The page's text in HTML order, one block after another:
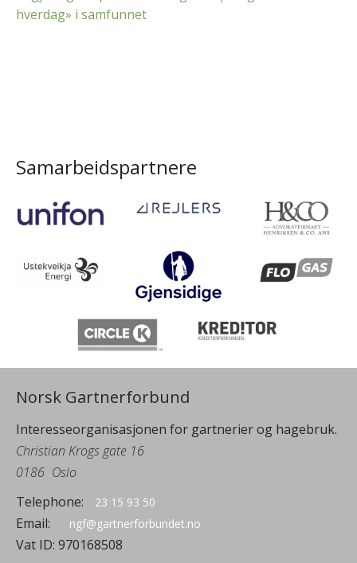
hverdag» i samfunnet
Samarbeidspartnere
Norsk Gartnerforbund
Interesseorganisasjonen for gartnerier og hagebruk.
Christian Krogs gate 16
0186 Oslo
Telephone:
23 15 93 50
Email: ngf@gartnerforbundet.no
Vat ID: 970168508